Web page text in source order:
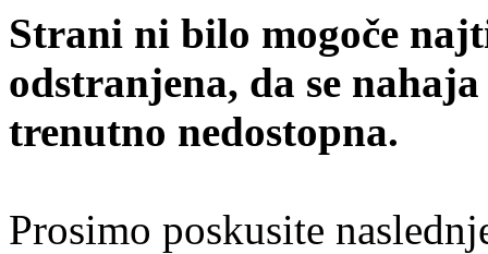
Strani ni bilo mogoče
odstranjena, da se
trenutno nedostopna.
Prosimo poskusite